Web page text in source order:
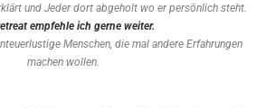
und Jeder dort abgeholt wo er persönlich steht.
empfehle ich gerne weiter.
Menschen, die mal andere Erfahrungen
machen wollen.